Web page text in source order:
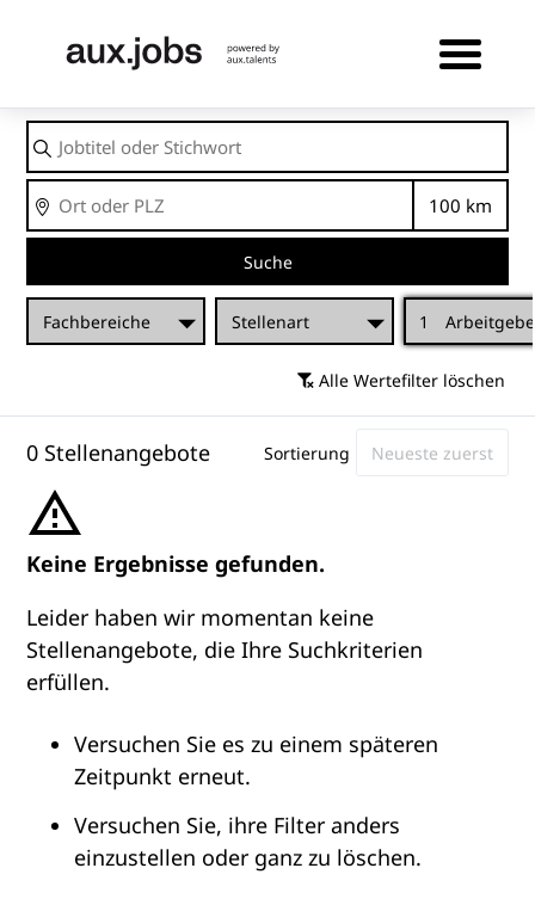
Jobtitel
oder
Stichwort
Ort
Suche
Fachbereiche Stellenart 1
Alle Wertefilter löschen
0 Stellenangebote Sortierung
Keine Ergebnisse gefunden.
Leider haben wir momentan keine
Stellenangebote, die Ihre Suchkriterien
erfüllen.
Versuchen Sie es zu einem späteren
Zeitpunkt erneut.
Versuchen Sie, ihre Filter anders
einzustellen oder ganz zu löschen.